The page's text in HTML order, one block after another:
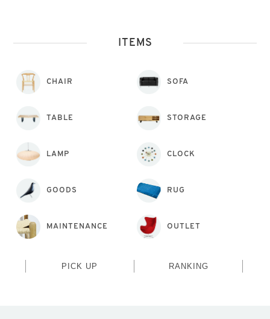
ITEMS
CHAIR SOFA
TABLE STORAGE
LAMP CLOCK
GOODS RUG
MAINTENANCE OUTLET
PICK UP RANKING